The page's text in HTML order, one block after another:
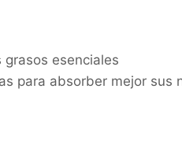
esenciales
para absorber mejor sus